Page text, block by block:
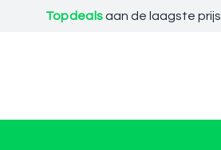
Topdealsaan de laagste prijs